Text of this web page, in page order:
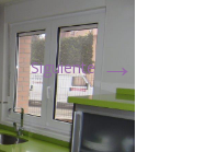
Siguiente →